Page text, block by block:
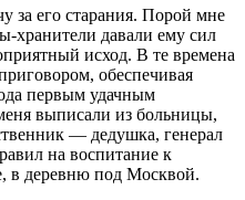
за его старания. Порой мне
хранители давали ему сил
исход. В те времена
обеспечивая
первым удачным
выписали из больницы,
— дедушка, генерал
на воспитание к
в деревню под Москвой.